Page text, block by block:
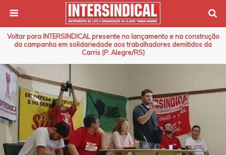
Voltar para INTERSINDICAL presente no lançamento e na construção
da campanha em solidariedade aos trabalhadores demitidos da
Carris (P. Alegre/RS)